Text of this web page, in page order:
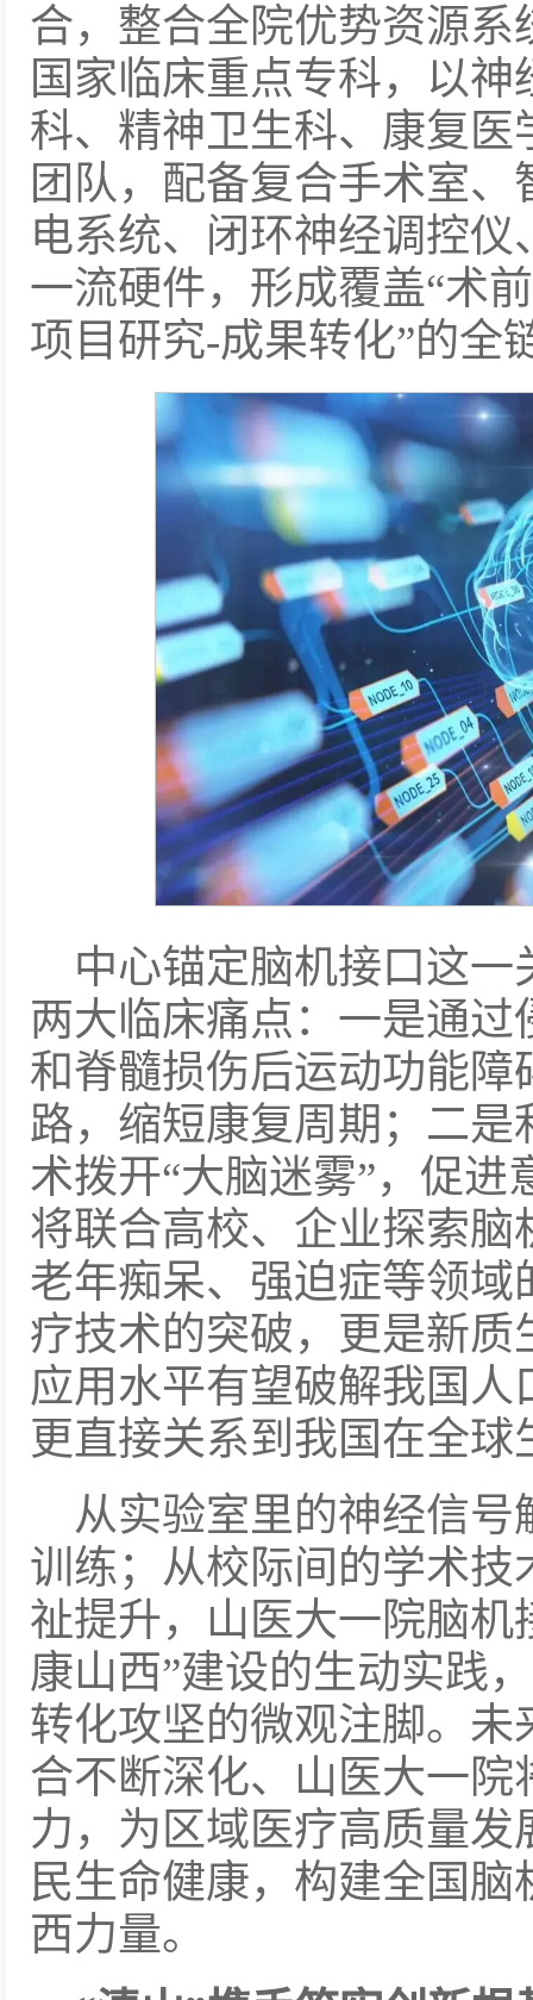
合，整合全院优势资源
国家临床重点专科，以
科、精神卫生科、康复
团队，配备复合手术室
电系统、闭环神经调控
一流硬件，形成覆盖“术
项目研究-成果转化”的全
中心锚定脑机接口这
两大临床痛点：一是通
和脊髓损伤后运动功能
路，缩短康复周期；二
术拨开“大脑迷雾”，促
将联合高校、企业探索
老年痴呆、强迫症等领
疗技术的突破，更是新
应用水平有望破解我国
更直接关系到我国在全
从实验室里的神经信
训练；从校际间的学术
祉提升，山医大一院脑机
康山西”建设的生动实践
转化攻坚的微观注脚。
合不断深化、山医大一
力，为区域医疗高质量发
民生命健康，构建全国
西力量。